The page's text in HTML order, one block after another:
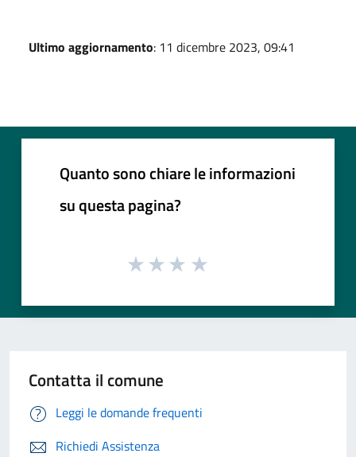
Ultimo aggiornamento: 11 dicembre 2023, 09:41
Quanto sono chiare le informazioni
su questa pagina?
Contatta il comune
Leggi le domande frequenti
Richiedi Assistenza